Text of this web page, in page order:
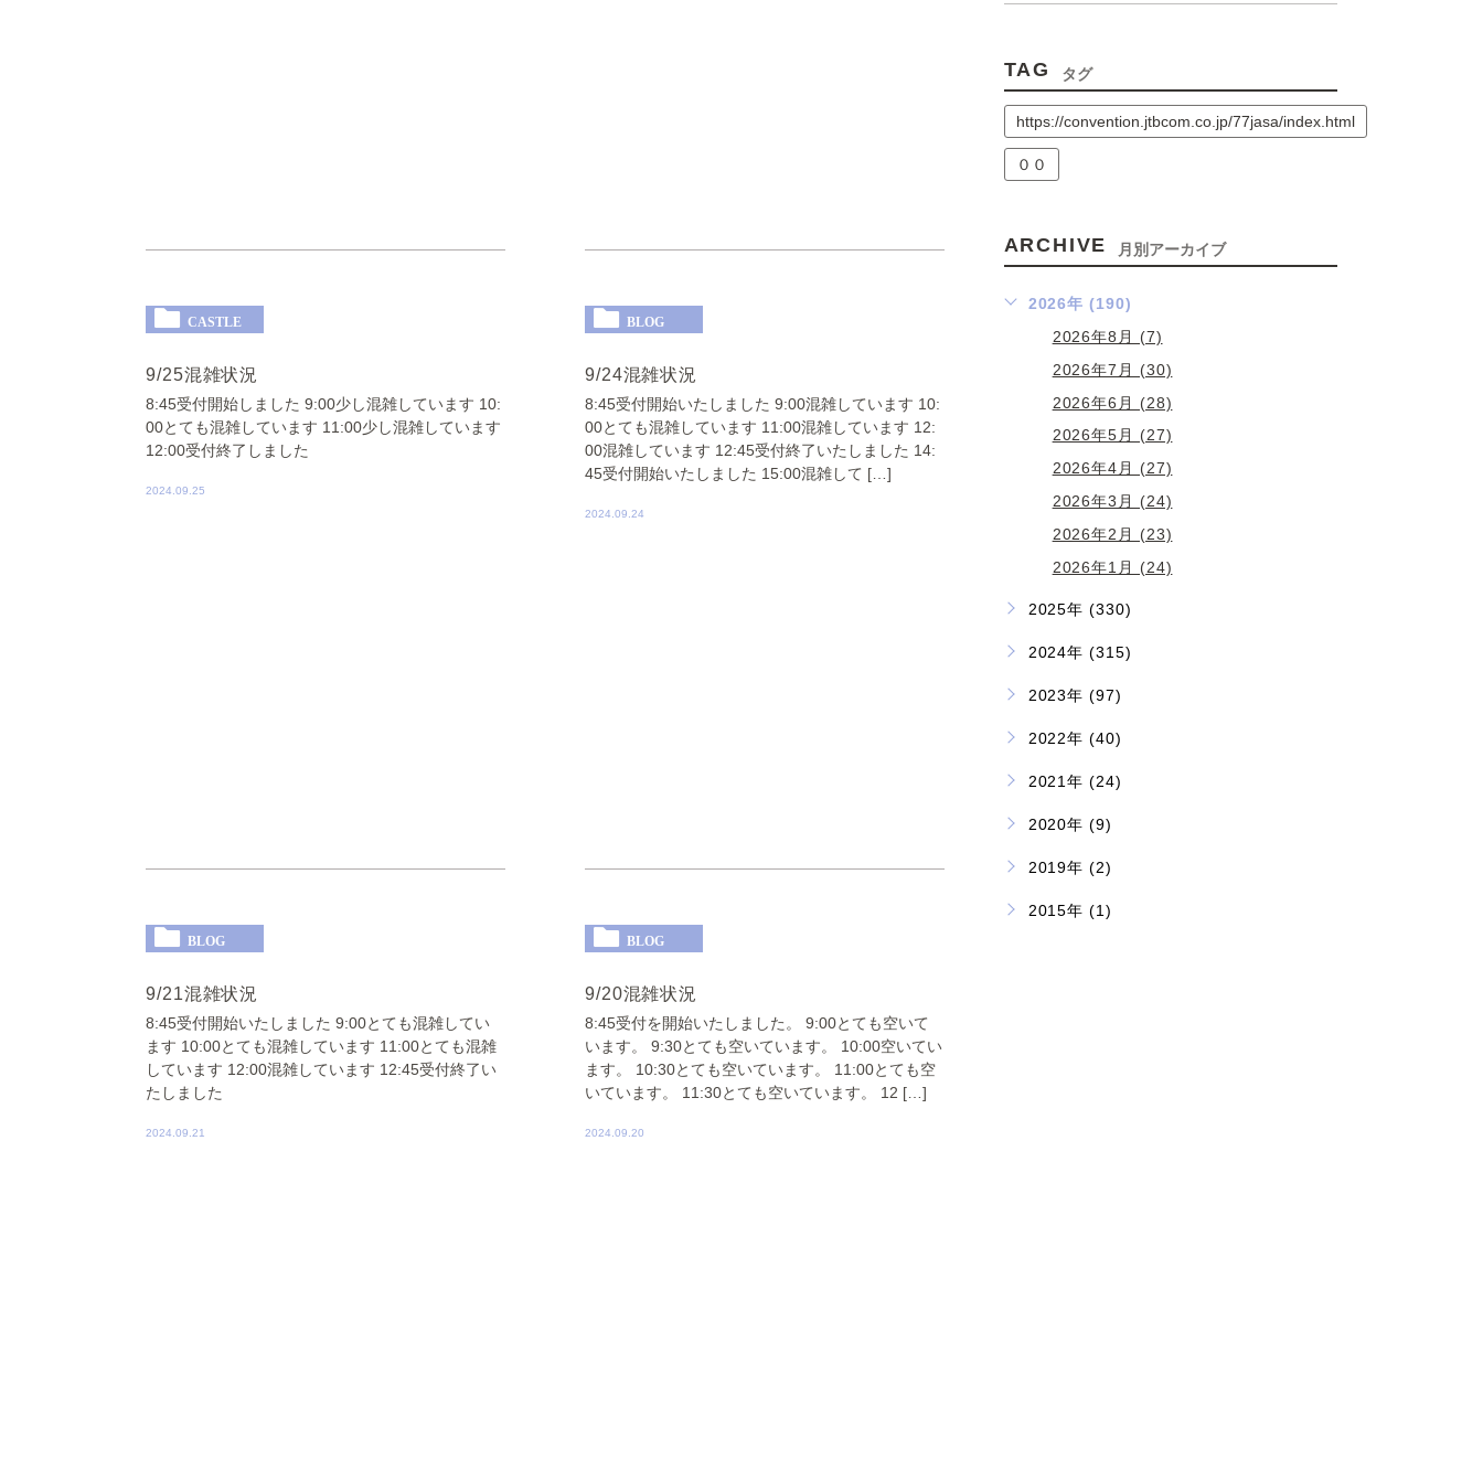
CASTLE
9/25混雑状況
8:45受付開始しました 9:00少し混雑しています 10:
00とても混雑しています 11:00少し混雑しています
12:00受付終了しました
2024.09.25
BLOG
9/24混雑状況
8:45受付開始いたしました 9:00混雑しています 10:
00とても混雑しています 11:00混雑しています 12:
00混雑しています 12:45受付終了いたしました 14:
45受付開始いたしました 15:00混雑して […]
2024.09.24
BLOG
9/21混雑状況
8:45受付開始いたしました 9:00とても混雑してい
ます 10:00とても混雑しています 11:00とても混雑
しています 12:00混雑しています 12:45受付終了い
たしました
2024.09.21
BLOG
9/20混雑状況
8:45受付を開始いたしました。 9:00とても空いて
います。 9:30とても空いています。 10:00空いてい
ます。 10:30とても空いています。 11:00とても空
いています。 11:30とても空いています。 12 […]
2024.09.20
TAG タグ
https://convention.jtbcom.co.jp/77jasa/index.html
００
ARCHIVE 月別アーカイブ
2026年 (190)
2026年8月 (7)
2026年7月 (30)
2026年6月 (28)
2026年5月 (27)
2026年4月 (27)
2026年3月 (24)
2026年2月 (23)
2026年1月 (24)
2025年 (330)
2024年 (315)
2023年 (97)
2022年 (40)
2021年 (24)
2020年 (9)
2019年 (2)
2015年 (1)